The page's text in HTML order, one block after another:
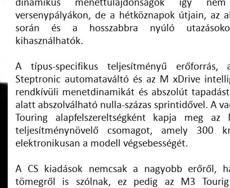
dinamikus menettulajdonságok így
versenypályákon, de a hétköznapok útjain, az
során és a hosszabbra nyúló
kihasználhatók.
A típus-specifikus teljesítményű erőforrás,
Steptronic automataváltó és az M xDrive
rendkívüli menetdinamikát és abszolút
alatt abszolválható nulla-százas sprintidővel. A
Touring alapfelszereltségként kapja meg az
teljesítménynövelő csomagot, amely 300
elektronikusan a modell végsebességét.
A CS kiadások nemcsak a nagyobb erőről,
tömegről is szólnak, ez pedig az M3 Tourig